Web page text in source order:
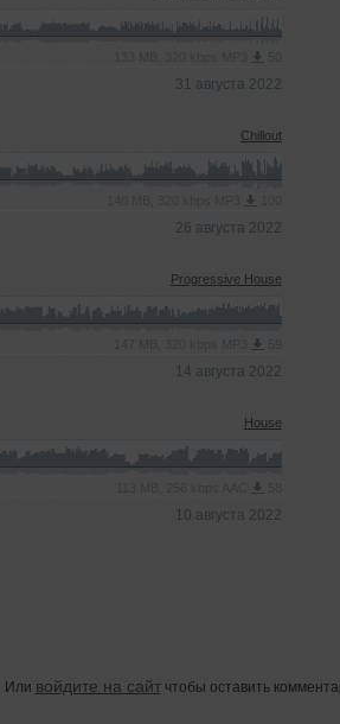
31 августа 2022
Chillout
26 августа 2022
Progressive House
14 августа 2022
House
10 августа 2022
Или войдите на сайтчтобы оставить